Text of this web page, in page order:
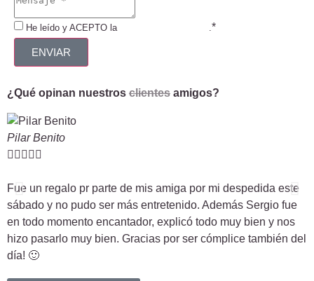
He leído y ACEPTO la *
ENVIAR
¿Qué opinan nuestros clientes amigos?
Pilar Benito
    
Fue un regalo pr parte de mis amiga por mi despedida este
sábado y no pudo ser más entretenido. Además Sergio fue
en todo momento encantador, explicó todo muy bien y nos
hizo pasarlo muy bien. Gracias por ser cómplice también del
día! 🙂